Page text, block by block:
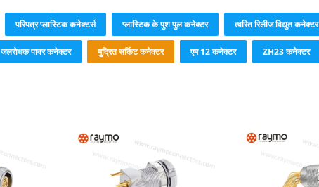
परिपत्र प्लास्टिक कनेक्टर्स प्लास्टिक के पुश पुल कनेक्टर त्वरित रिलीज विद्युत कनेक्टर
जलरोधक पावर कनेक्टर मुद्रित सर्किट कनेक्टर एम 12 कनेक्टर ZH23 कनेक्टर